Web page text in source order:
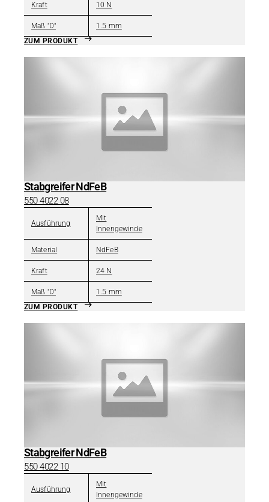
Kraft 10 N
Maß "D"
1.5 mm
ZUM PRODUKT
Stabgreifer NdFeB
550 4022 08
Ausführung
Mit
Innengewinde
Material NdFeB
Kraft 24 N
Maß "D"
1.5 mm
ZUM PRODUKT
Stabgreifer NdFeB
550 4022 10
Ausführung
Mit
Innengewinde